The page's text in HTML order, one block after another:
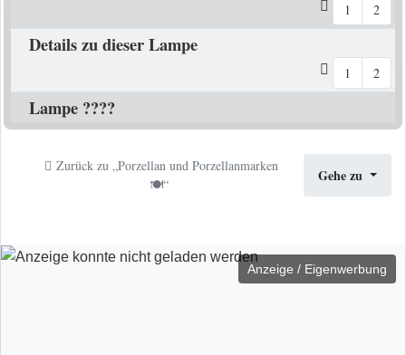
1 2
Details zu dieser Lampe
1 2
Lampe ????
Zurück zu „Porzellan und Porzellanmarken
🍽️“
Gehe zu
Anzeige / Eigenwerbung